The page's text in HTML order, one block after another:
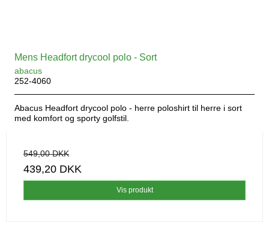
Mens Headfort drycool polo - Sort
abacus
252-4060
Abacus Headfort drycool polo - herre poloshirt til herre i sort
med komfort og sporty golfstil.
549,00 DKK
439,20 DKK
Vis produkt